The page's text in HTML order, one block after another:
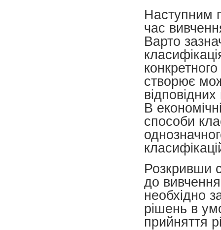
Наступним
час
Варто
створює
В
способи
Розкривши
до
необхідно
рішень в
прийняття